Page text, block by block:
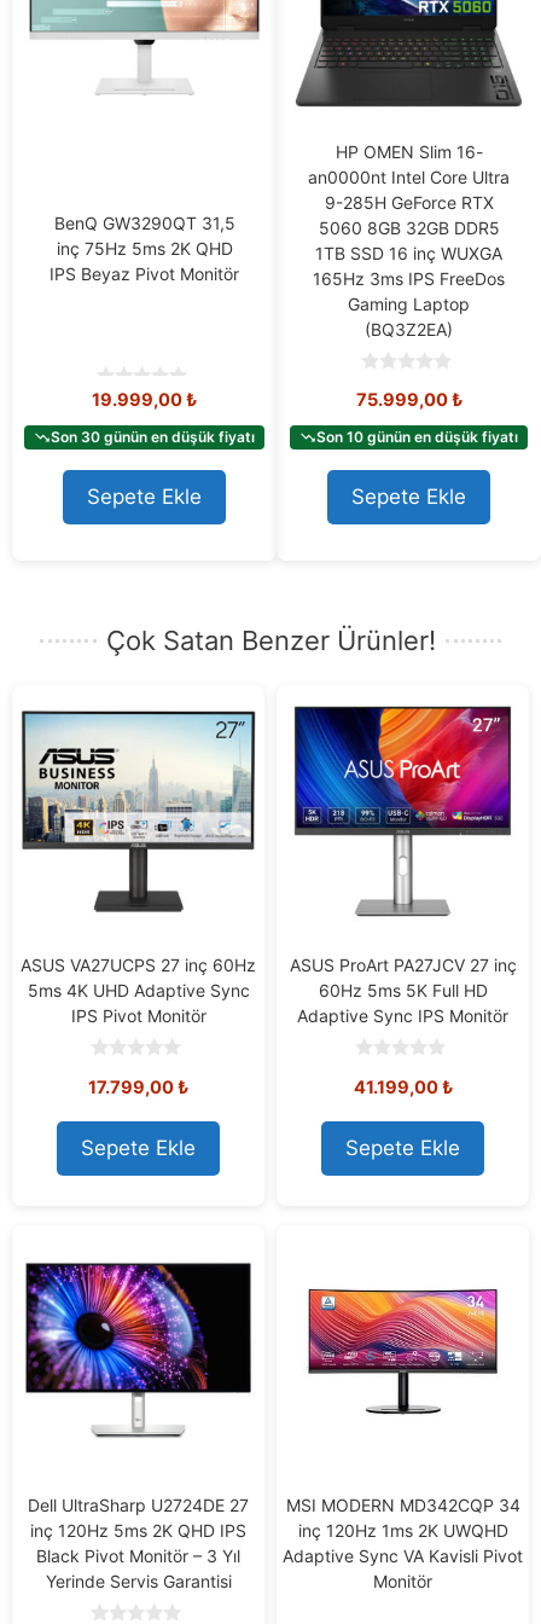
BenQ GW3290QT 31,5
inç 75Hz 5ms 2K QHD
IPS Beyaz Pivot Monitör
0
u
t
o
f
5
19.999,00₺
Son 30 günün en düşük fiyatı
Sepete Ekle
HP OMEN Slim 16-
an0000nt Intel Core Ultra
9-285H GeForce RTX
5060 8GB 32GB DDR5
1TB SSD 16 inç WUXGA
165Hz 3ms IPS FreeDos
Gaming Laptop
(BQ3Z2EA)
o
t
o
f
5
75.999,00₺
Son 10 günün en düşük fiyatı
Sepete Ekle
Çok Satan Benzer Ürünler!
ASUS VA27UCPS 27 inç 60Hz
5ms 4K UHD Adaptive Sync
IPS Pivot Monitör
o
t
o
f
5
17.799,00₺
Sepete Ekle
ASUS ProArt PA27JCV 27 inç
60Hz 5ms 5K Full HD
Adaptive Sync IPS Monitör
o
t
o
f
5
41.199,00₺
Sepete Ekle
Dell UltraSharp U2724DE 27
inç 120Hz 5ms 2K QHD IPS
Black Pivot Monitör – 3 Yıl
Yerinde Servis Garantisi
MSI MODERN MD342CQP 34
inç 120Hz 1ms 2K UWQHD
Adaptive Sync VA Kavisli Pivot
Monitör